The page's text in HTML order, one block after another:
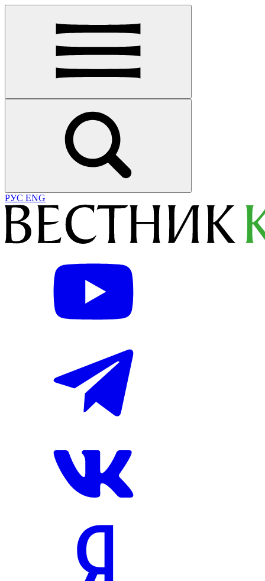
РУС ENG